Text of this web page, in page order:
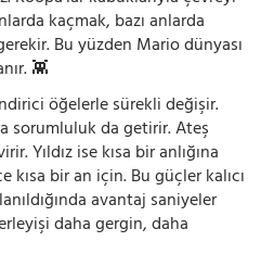
kaçmak, bazı anlarda
Bu yüzden Mario dünyası
👾
öğelerle sürekli değişir.
sorumluluk da getirir. Ateş
Yıldız ise kısa bir anlığına
kısa bir an için. Bu güçler kalıcı
avantaj saniyeler
daha gergin, daha